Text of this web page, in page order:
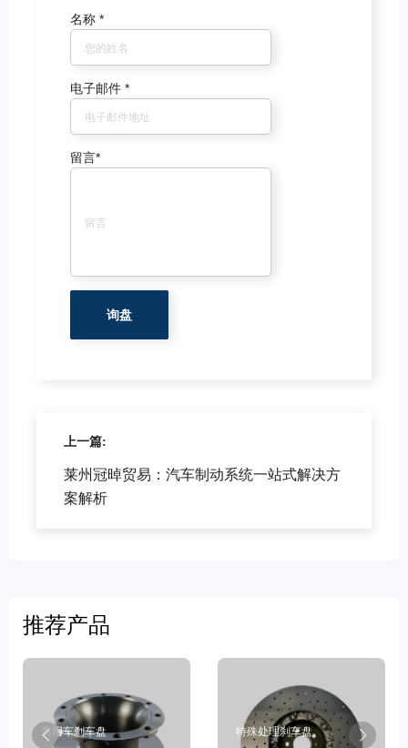
名称 *
电子邮件 *
留言*
上一篇:
莱州冠晫贸易：汽车制动系统一站式解决方
案解析
推荐产品
商用车刹车盘 特殊处理刹车盘